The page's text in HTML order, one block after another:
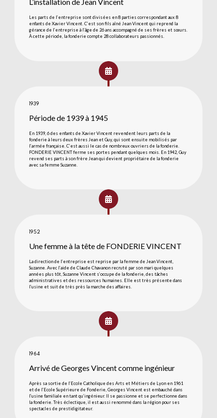
L’installation de Jean Vincent
Les parts de l’entreprise sont divisées en 8 parties correspondant aux 8
enfants de Xavier Vincent. C’est son fils aîné Jean Vincent qui reprend la
gérance de l’entreprise à l’âge de 26 ans accompagné de ses frères et sœurs.
À cette période, la fonderie compte 28 collaborateurs passionnés.
1939
Période de 1939 à 1945
En 1939, 6 des enfants de Xavier Vincent revendent leurs parts de la
fonderie à leurs deux frères Jean et Guy, qui sont ensuite mobilisés par
l’armée française. C’est aussi le cas de nombreux ouvriers de la fonderie.
FONDERIE VINCENT ferme ses portes pendant quelques mois. En 1942, Guy
revend ses parts à son frère Jean qui devient propriétaire de la fonderie
avec sa femme Suzanne.
1952
Une femme à la tête de FONDERIE VINCENT
La direction de l’entreprise est reprise par la femme de Jean Vincent,
Suzanne. Avec l’aide de Claude Chavanon recruté par son mari quelques
années plus tôt, Suzanne Vincent s’occupe de la fonderie, des tâches
administratives et des ressources humaines. Elle est très présente dans
l’usine et suit de très près la marche des affaires.
1964
Arrivé de Georges Vincent comme ingénieur
Après sa sortie de l’Ecole Catholique des Arts et Métiers de Lyon en 1961
et de l’Ecole Supérieure de Fonderie, Georges Vincent est embauché dans
l’usine familiale en tant qu’ingénieur. Il se passionne et se perfectionne dans
la fonderie. Très éclectique, il est aussi renommé dans la région pour ses
spectacles de prestidigitateur.